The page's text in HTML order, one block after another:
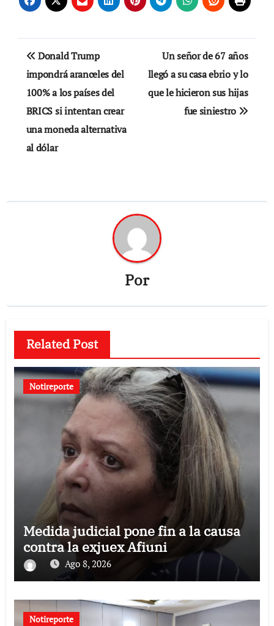
Navegación
de
entradas
Donald Trump
impondrá aranceles del
100% a los países del
BRICS si intentan crear
una moneda alternativa
al dólar
Un señor de 67 años
llegó a su casa ebrio y lo
que le hicieron sus hijas
fue siniestro
Por
Related Post
Notireporte
Medida judicial pone fin a la causa
contra la exjuex Afiuni
Ago 8, 2026
Notireporte